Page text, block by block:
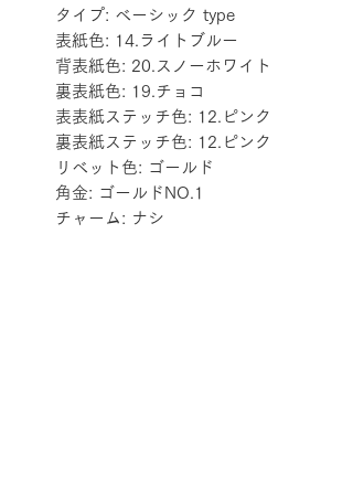
タイプ: ベーシック type
表紙色: 14.ライトブルー
背表紙色: 20.スノーホワイト
裏表紙色: 19.チョコ
表表紙ステッチ色: 12.ピンク
裏表紙ステッチ色: 12.ピンク
リベット色: ゴールド
角金: ゴールドNO.1
チャーム: ナシ